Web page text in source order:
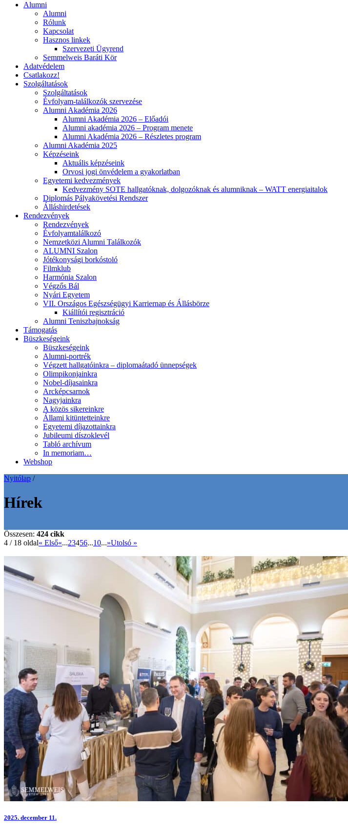
Alumni
Alumni
Rólunk
Kapcsolat
Hasznos linkek
Szervezeti Ügyrend
Semmelweis Baráti Kör
Adatvédelem
Csatlakozz!
Szolgáltatások
Szolgáltatások
Évfolyam-találkozók szervezése
Alumni Akadémia 2026
Alumni Akadémia 2026 – Előadói
Alumni akadémia 2026 – Program menete
Alumni Akadémia 2026 – Részletes program
Alumni Akadémia 2025
Képzéseink
Aktuális képzéseink
Orvosi jogi önvédelem a gyakorlatban
Egyetemi kedvezmények
Kedvezmény SOTE hallgatóknak, dolgozóknak és alumniknak – WATT energiaitalok
Diplomás Pályakövetési Rendszer
Álláshirdetések
Rendezvények
Rendezvények
Évfolyamtalálkozó
Nemzetközi Alumni Találkozók
ALUMNI Szalon
Jótékonysági borkóstoló
Filmklub
Harmónia Szalon
Végzős Bál
Nyári Egyetem
VII. Országos Egészségügyi Karriernap és Állásbörze
Kiállítói regisztráció
Alumni Teniszbajnokság
Támogatás
Büszkeségeink
Büszkeségeink
Alumni-portrék
Végzett hallgatóinkra – diplomaátadó ünnepségek
Olimpikonjainkra
Nobel-díjasainkra
Arcképcsarnok
Nagyjainkra
A közös sikereinkre
Állami kitüntetteinkre
Egyetemi díjazottainkra
Jubileumi díszoklevél
Tabló archívum
In memoriam…
Webshop
Nyitólap /
Hírek
Összesen: 424 cikk
4 / 18 oldal« Első«...23456...10...»Utolsó »
2025. december 11.